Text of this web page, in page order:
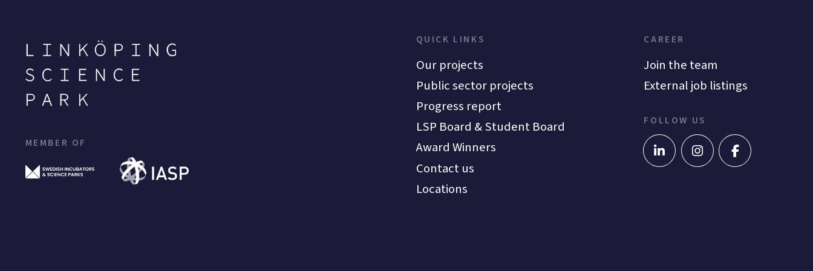
MEMBER OF
QUICK LINKS
Our projects
Public sector projects
Progress report
LSP Board & Student Board
Award Winners
Contact us
Locations
CAREER
Join the team
External job listings
FOLLOW US